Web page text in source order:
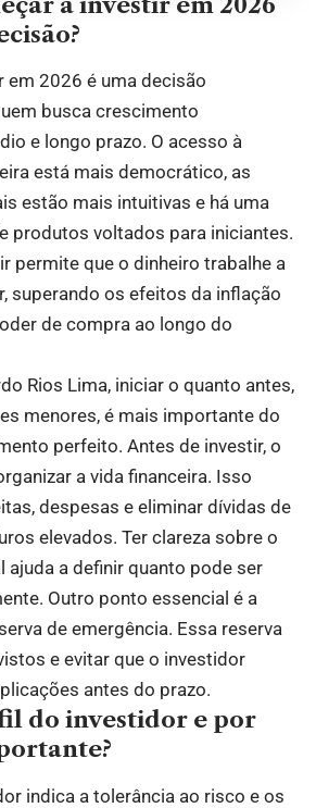
em 2026 é uma decisão
busca crescimento
e longo prazo. O acesso à
está mais democrático, as
estão mais intuitivas e há uma
produtos voltados para iniciantes.
permite que o dinheiro trabalhe a
superando os efeitos da inflação
de compra ao longo do
Rios Lima, iniciar o quanto antes,
menores, é mais importante do
perfeito. Antes de investir, o
a vida financeira. Isso
despesas e eliminar dívidas de
elevados. Ter clareza sobre o
ajuda a definir quanto pode ser
Outro ponto essencial é a
de emergência. Essa reserva
e evitar que o investidor
antes do prazo.
do investidor e por
indica a tolerância ao risco e os